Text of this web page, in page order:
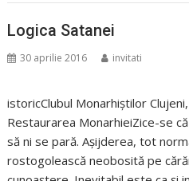
Logica Satanei
30 aprilie 2016 invitati
istoricClubul Monarhiștilor
Restaurarea MonarhieiZice-se
să ni se pară. Aşijderea, tot
rostogolească neobosită pe